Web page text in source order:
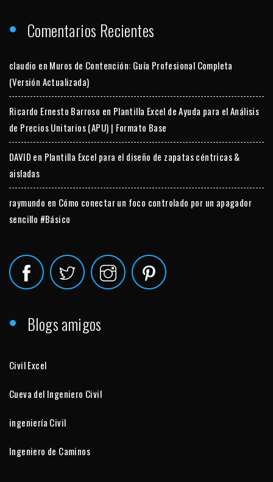
Comentarios Recientes
claudio en Muros de Contención: Guía Profesional Completa
(Versión Actualizada)
Ricardo Ernesto Barroso en Plantilla Excel de Ayuda para el Análisis
de Precios Unitarios (APU) | Formato Base
DAVID en Plantilla Excel para el diseño de zapatas céntricas &
aisladas
raymundo en Cómo conectar un foco controlado por un apagador
sencillo #Básico
Blogs amigos
Civil Excel
Cueva del Ingeniero Civil
ingeniería Civil
Ingeniero de Caminos